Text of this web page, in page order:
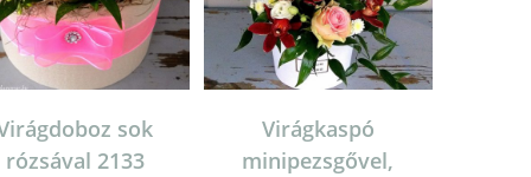
sok
rózsával 2133
Virágkaspó
minipezsgővel,